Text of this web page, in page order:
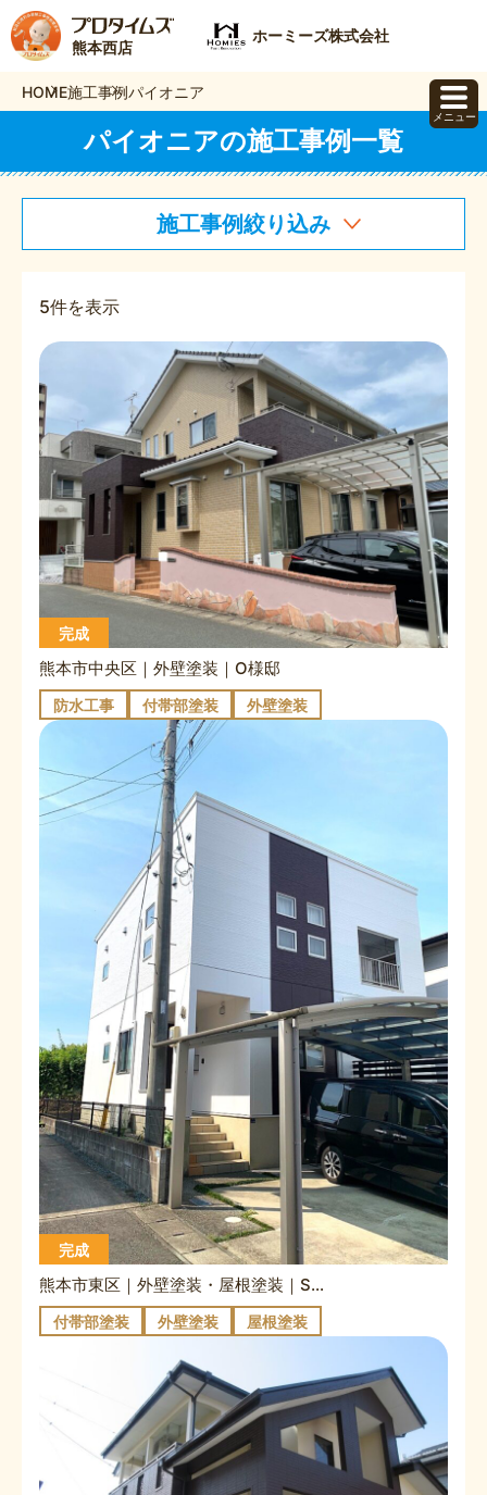
熊本西店
ホーミーズ株式会社
HOME施工事例パイオニア
パイオニアの施工事例一覧
施工事例絞り込み
5件を表示
完成
熊本市中央区｜外壁塗装｜O様邸
防水工事 付帯部塗装 外壁塗装
完成
熊本市東区｜外壁塗装・屋根塗装｜S様邸
付帯部塗装 外壁塗装 屋根塗装
メニュー